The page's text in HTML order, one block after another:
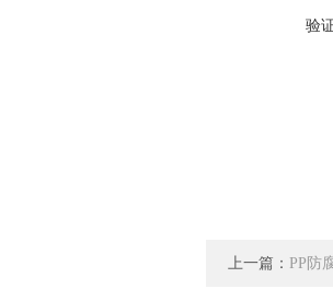
验
上一篇： PP防